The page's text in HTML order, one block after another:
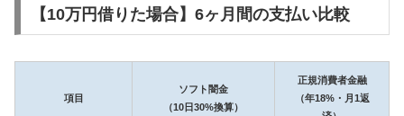
【10万円借りた場合】6ヶ月間の支払い比較
項目
ソフト闇金
（10日30%換算）
正規消費者金融
（年18%・月1返